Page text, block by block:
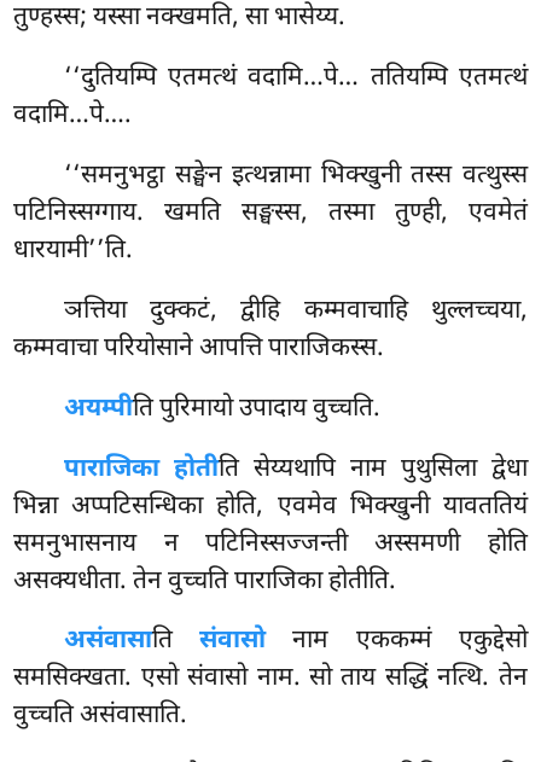
तुण्हस्स; यस्सानक्खमति, सा भासेय्य.
‘‘दुतियम्पि एतमत्थं वदामि…पे… ततियम्पि एतमत्थं
वदामि…पे….
‘‘समनुभट्ठा सङ्घेन इत्थन्नामा भिक्खुनी तस्स वत्थुस्स
पटिनिस्सग्गाय. खमति सङ्घस्स, तस्मा तुण्ही, एवमेतं
धारयामी’’ति.
ञत्तियादुक्कटं, द्वीहि कम्मवाचाहि थुल्लच्चया,
कम्मवाचा परियोसाने आपत्ति पाराजिकस्स.
अयम्पीति पुरिमायो उपादाय वुच्चति.
पाराजिका होतीति सेय्यथापि नाम पुथुसिला द्वेधा
भिन्ना अप्पटिसन्धिका होति, एवमेव भिक्खुनी यावततियं
समनुभासनाय न पटिनिस्सज्जन्ती अस्समणी होति
असक्यधीता. तेन वुच्चति पाराजिका होतीति.
असंवासातिसंवासोनाम एककम्मं एकुद्देसो
समसिक्खता. एसो संवासो नाम. सो ताय सद्धिं नत्थि. तेन
वुच्चति असंवासाति.